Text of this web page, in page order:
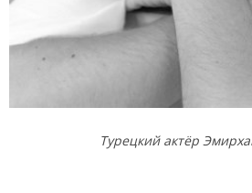
Турецкий актёр